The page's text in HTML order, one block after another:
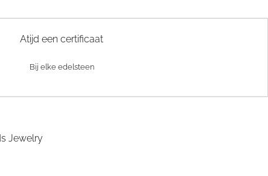
Atijd een certificaat
Bij elke edelsteen